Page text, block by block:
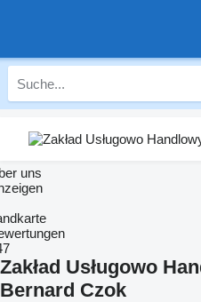
uns
Zakład Usługowo
Bernard Czok